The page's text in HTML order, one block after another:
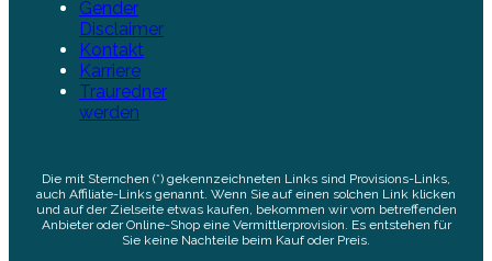
Gender
Disclaimer
Kontakt
Karriere
Trauredner
werden
Die mit Sternchen (*) gekennzeichneten Links sind Provisions-Links,
auch Affiliate-Links genannt. Wenn Sie auf einen solchen Link klicken
und auf der Zielseite etwas kaufen, bekommen wir vom betreffenden
Anbieter oder Online-Shop eine Vermittlerprovision. Es entstehen für
Sie keine Nachteile beim Kauf oder Preis.